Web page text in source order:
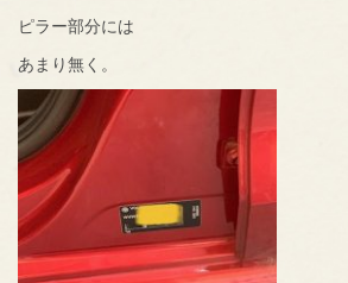
ピラー部分には
あまり無く。